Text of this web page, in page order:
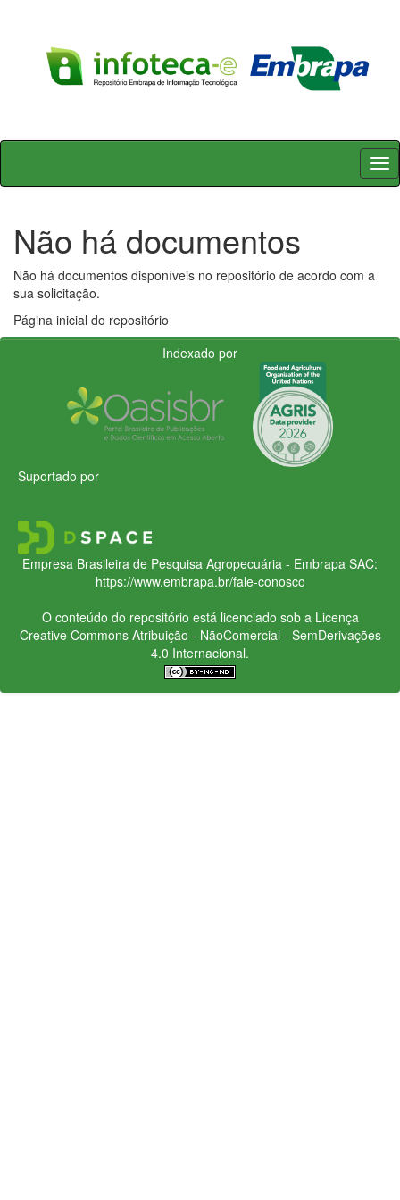
Skip
Não há documentos
Não há documentos disponíveis no repositório de acordo com a
sua solicitação.
Página inicial do repositório
Indexado por
Suportado por
Empresa Brasileira de Pesquisa Agropecuária - Embrapa SAC:
https://www.embrapa.br/fale-conosco
O conteúdo do repositório está licenciado sob a Licença
Creative CommonsAtribuição - NãoComercial - SemDerivações
4.0 Internacional.